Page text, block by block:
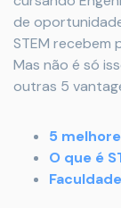
de
STEM recebem
Mas não é só
outras 5
5
O que é